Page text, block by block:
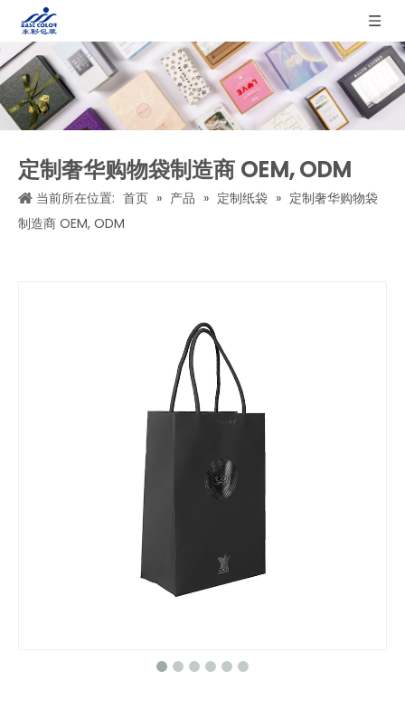
定制奢华购物袋制造商 OEM, ODM
当前所在位置: 首页 » 产品 » 定制纸袋 » 定制奢华购物袋
制造商 OEM, ODM